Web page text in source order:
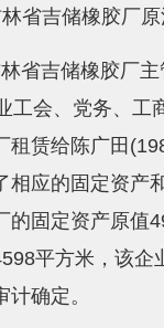
省吉储橡胶厂原
省吉储橡胶厂
工会、党务、工
租赁给陈广田
相应的固定资产
的固定资产原值
平方米，该
确定。